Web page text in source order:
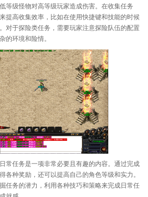
等级怪物对高等级玩家造成伤害。在收集任务
提高收集效率，比如在使用快捷键和技能的时候
对于探险类任务，需要玩家注意探险队伍的配置
的环境和险情。
常任务是一项非常必要且有趣的内容。通过完成
各种奖励，还可以提高自己的角色等级和实力。
任务的潜力，利用各种技巧和策略来完成日常任